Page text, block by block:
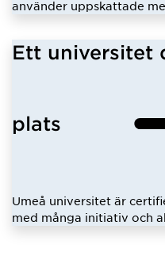
använder uppskattade
Ett universitet
plats
Umeå universitet är
med många initiativ och